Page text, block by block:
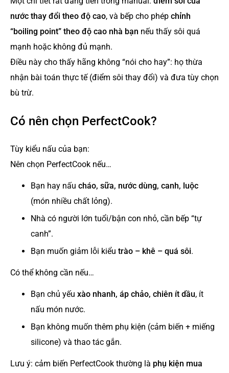
nước thay đổi theo độ cao, và bếp cho phép chỉnh
“boiling point” theo độ cao nhà bạn nếu thấy sôi quá
mạnh hoặc không đủ mạnh.
Điều này cho thấy hãng không “nói cho hay”: họ thừa
nhận bài toán thực tế (điểm sôi thay đổi) và đưa tùy chọn
bù trừ.
Có nên chọn PerfectCook?
Tùy kiểu nấu của bạn:
Nên chọn PerfectCook nếu…
Bạn hay nấu cháo, sữa, nước dùng, canh, luộc
(món nhiều chất lỏng).
Nhà có người lớn tuổi/bận con nhỏ, cần bếp “tự
canh”.
Bạn muốn giảm lỗi kiểu trào – khê – quá sôi.
Có thể không cần nếu…
Bạn chủ yếu xào nhanh, áp chảo, chiên ít dầu, ít
nấu món nước.
Bạn không muốn thêm phụ kiện (cảm biến + miếng
silicone) và thao tác gắn.
Lưu ý: cảm biến PerfectCook thường là phụ kiện mua